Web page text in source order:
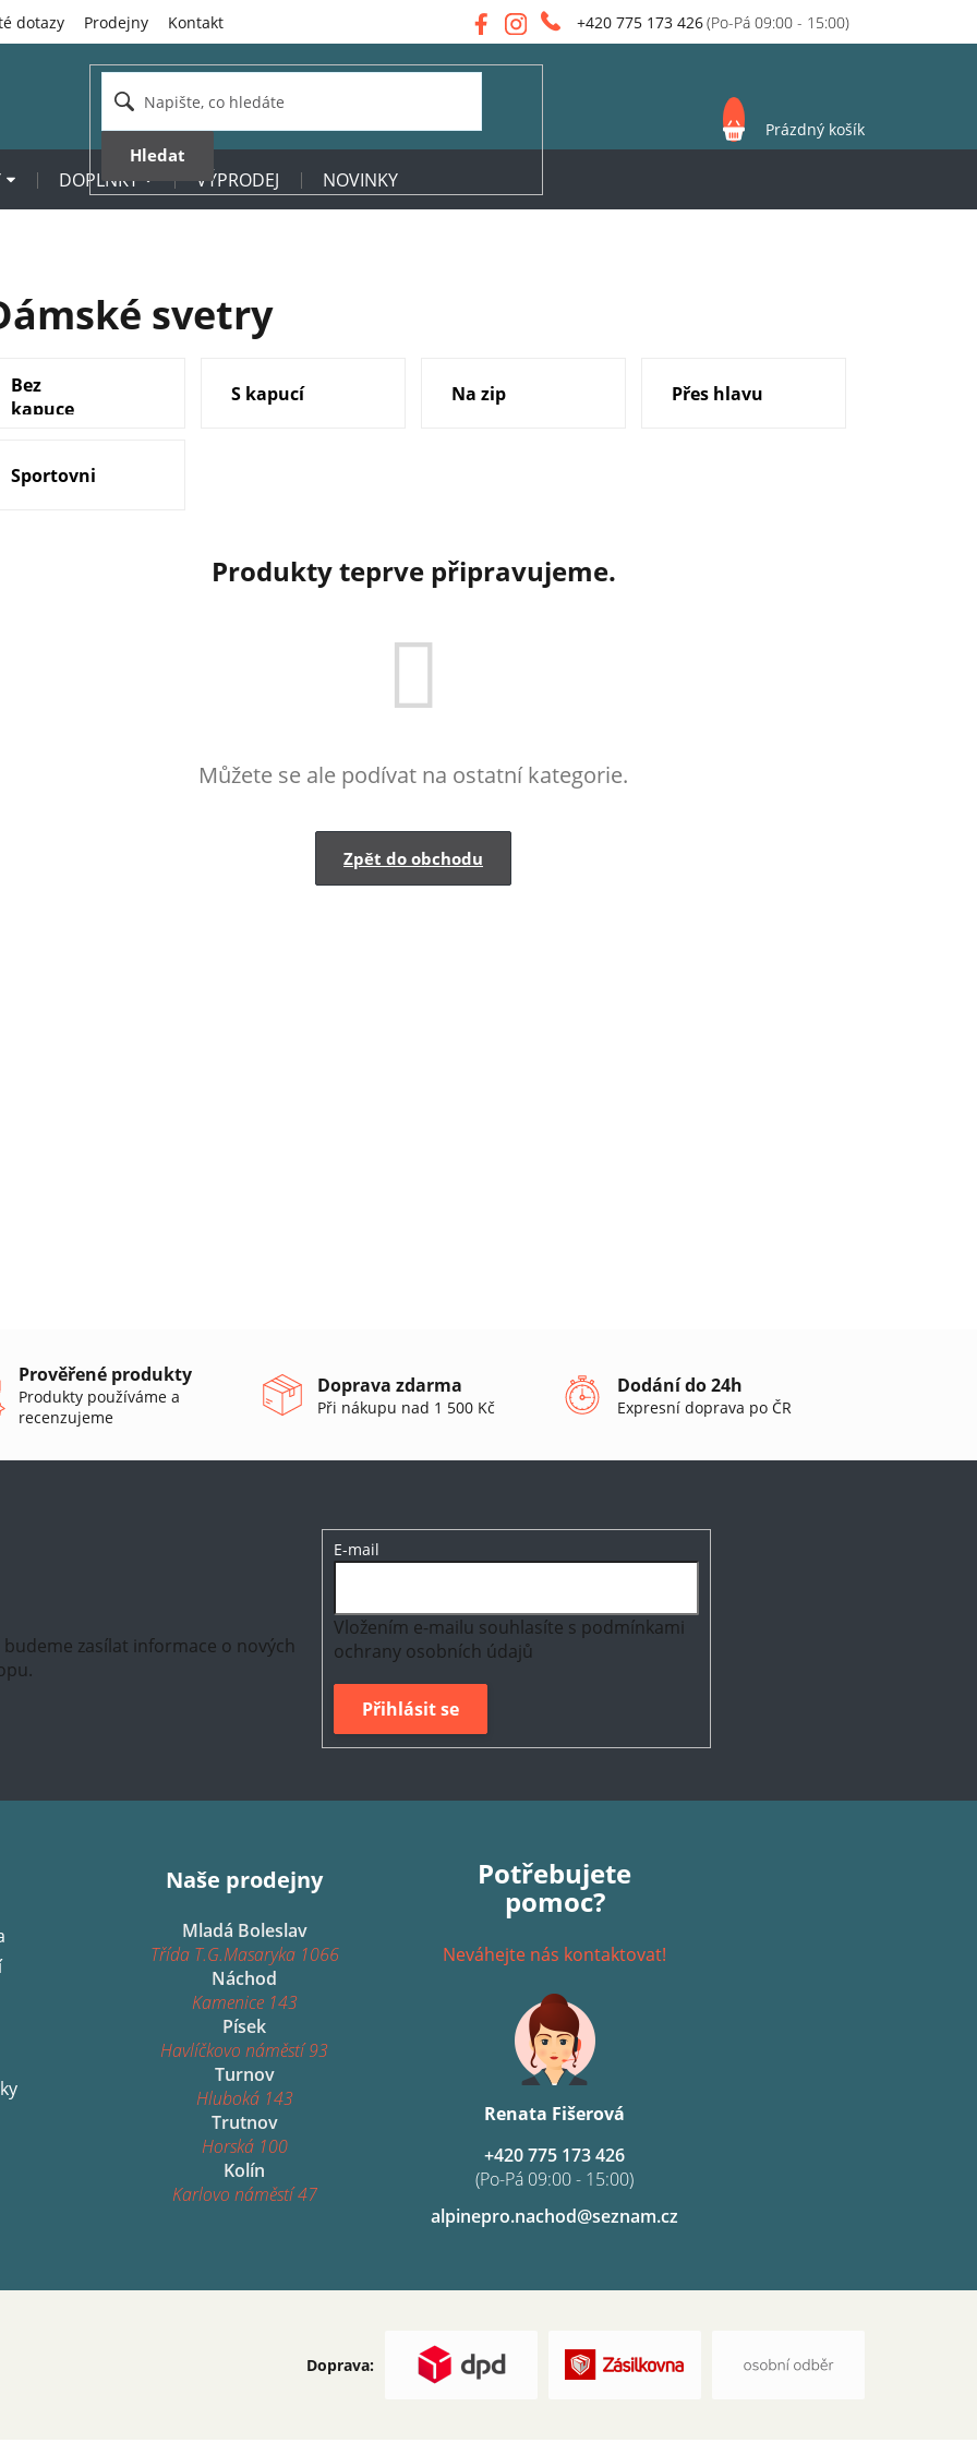
+420 775 173 426
dotazy Prodejny Kontakt
Hledat
NÁKUPNÍ
KOŠÍK
Prázdný košík
DOPLŇKY VÝPRODEJ NOVINKY
svetry
Bez
kapuce
S kapucí Na zip Přes hlavu
Sportovni
Produkty teprve připravujeme.
Můžete se ale podívat na ostatní kategorie.
Zpět do obchodu
Prověřené produkty
Produkty používáme a
recenzujeme
Doprava zdarma
Při nákupu nad 1 500 Kč
Dodání do 24h
Expresní doprava po ČR
zasílat informace o nových
E-mail
Vložením e-mailu souhlasíte s podmínkami
ochrany osobních údajů
Přihlásit se
Naše prodejny
Mladá Boleslav
Třída T.G.Masaryka 1066
Náchod
Kamenice 143
Písek
Havlíčkovo náměstí 93
Turnov
Hluboká 143
Trutnov
Horská 100
Kolín
Karlovo náměstí 47
Potřebujete
pomoc?
Neváhejte nás kontaktovat!
Renata Fišerová
alpinepro.nachod@seznam.cz
+420 775 173 426
(Po-Pá 09:00 - 15:00)
Doprava: